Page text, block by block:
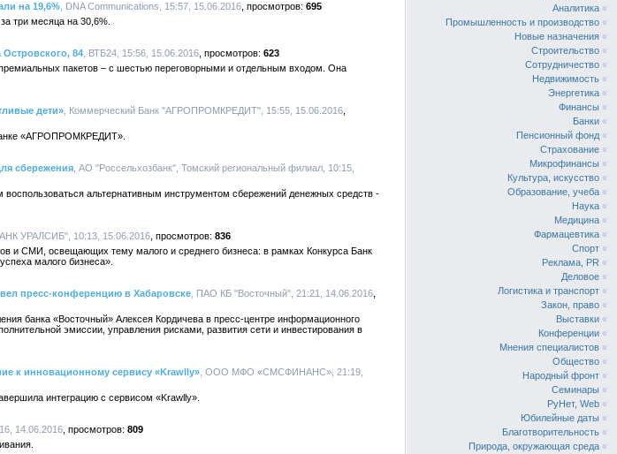
на 19,6% , DNA Communications, 15:57, 15.06.2016
695
три месяца на 30,6%.
84 , ВТБ24, 15:56, 15.06.2016
623
пакетов – с шестью переговорными и отдельным входом. Она
дети» , Коммерческий Банк "АГРОПРОМКРЕДИТ", 15:55, 15.06.2016
«АГРОПРОМКРЕДИТ».
сбережения , АО "Россельхозбанк", Томский региональный филиал, 10:15,
альтернативным инструментом сбережений денежных средств -
УРАЛСИБ", 10:13, 15.06.2016
836
и СМИ, освещающих тему малого и среднего бизнеса: в рамках Конкурса Банк
малого бизнеса».
пресс-конференцию в Хабаровске , ПАО КБ "Восточный", 21:21, 14.06.2016
банка «Восточный» Алексея Кордичева в пресс-центре информационного
эмиссии, управления рисками, развития сети и инвестирования в
к инновационному сервису «Krawlly» , ООО МФО «СМСФИНАНС», 21:19,
интеграцию с сервисом «Krawlly».
14.06.2016
809
Аналитика «
Промышленность и производство «
Новые назначения «
Строительство «
Сотрудничество «
Недвижимость «
Энергетика «
Финансы «
Банки «
Пенсионный фонд «
Страхование «
Микрофинансы «
Культура, искусство «
Образование, учеба «
Наука «
Медицина «
Фармацевтика «
Спорт «
Реклама, PR «
Деловое «
Логистика и транспорт «
Закон, право «
Выставки «
Конференции «
Мнения специалистов «
Общество «
Народный фронт «
Семинары «
РуНет, Web «
Юбилейные даты «
Благотворительность «
Природа, окружающая среда «